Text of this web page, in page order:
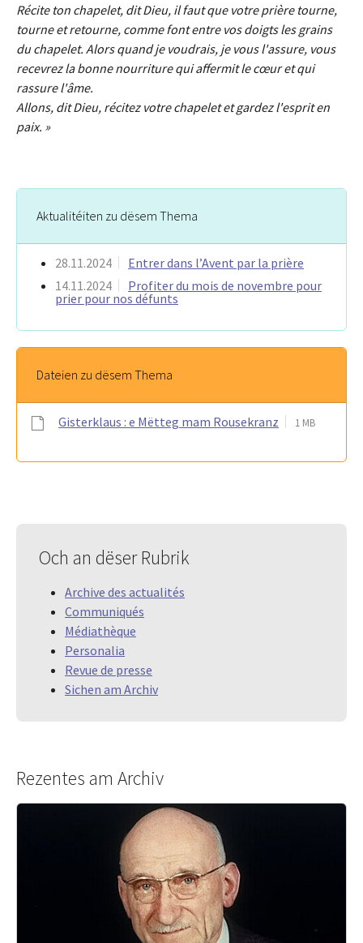
Récite ton chapelet, dit Dieu, il faut que votre prière tourne,
tourne et retourne, comme font entre vos doigts les grains
du chapelet. Alors quand je voudrais, je vous l'assure, vous
recevrez la bonne nourriture qui affermit le cœur et qui
rassure l'âme.
Allons, dit Dieu, récitez votre chapelet et gardez l'esprit en
paix. »
Aktualitéiten zu dësem Thema
28.11.2024
Entrer dans l’Avent par la prière
14.11.2024
Profiter du mois de novembre pour
prier pour nos défunts
Dateien zu dësem Thema
Gisterklaus : e Mëtteg mam Rousekranz 1 MB
Och an dëser Rubrik
Archive des actualités
Communiqués
Médiathèque
Personalia
Revue de presse
Sichen am Archiv
Rezentes am Archiv